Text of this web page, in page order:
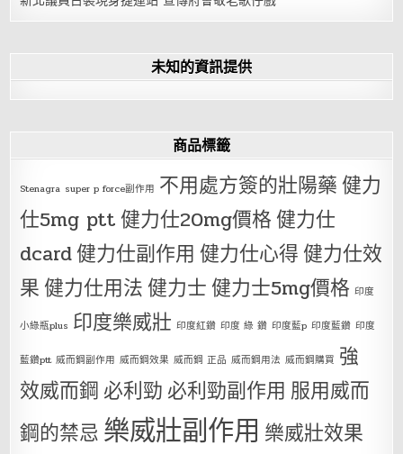
未知的資訊提供
商品標籤
Stenagra super p force副作用 不用處方簽的壯陽藥健力
仕5mg ptt健力仕20mg價格健力仕
dcard健力仕副作用 健力仕心得健力仕效
果健力仕用法健力士健力士5mg價格 印度
小綠瓶plus 印度樂威壯 印度紅鑽 印度 綠 鑽 印度藍p 印度藍鑽 印度
藍鑽ptt 威而鋼副作用 威而鋼效果 威而鋼 正品 威而鋼用法 威而鋼購買 強
效威而鋼 必利勁 必利勁副作用 服用威而
鋼的禁忌 樂威壯副作用 樂威壯效果